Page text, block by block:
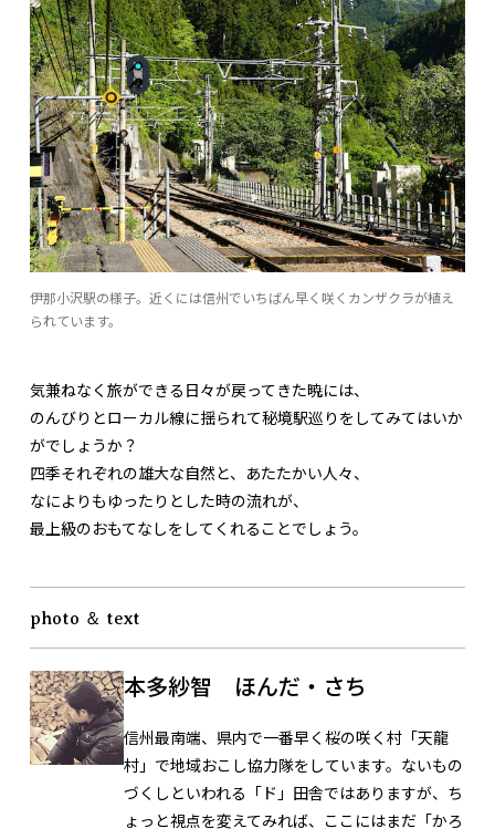
伊那小沢駅の様子。近くには信州でいちばん早く咲くカンザクラが植え
られています。
気兼ねなく旅ができる日々が戻ってきた暁には、
のんびりとローカル線に揺られて秘境駅巡りをしてみてはいか
がでしょうか？
四季それぞれの雄大な自然と、あたたかい人々、
なによりもゆったりとした時の流れが、
最上級のおもてなしをしてくれることでしょう。
photo ＆ text
本多紗智 ほんだ・さち
信州最南端、県内で一番早く桜の咲く村「天龍
村」で地域おこし協力隊をしています。ないもの
づくしといわれる「ド」田舎ではありますが、ち
ょっと視点を変えてみれば、ここにはまだ「かろ